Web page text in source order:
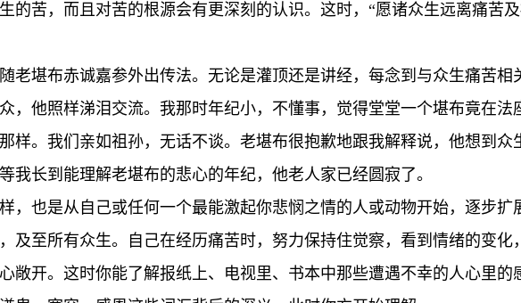
的苦，而且对苦的根源会有更深刻的认识。这时，“愿诸众生远离痛苦
老堪布赤诚嘉参外出传法。无论是灌顶还是讲经，每念到与众生痛苦
，他照样涕泪交流。我那时年纪小，不懂事，觉得堂堂一个堪布竟在
样。我们亲如祖孙，无话不谈。老堪布很抱歉地跟我解释说，他想到众
我长到能理解老堪布的悲心的年纪，他老人家已经圆寂了。
，也是从自己或任何一个最能激起你悲悯之情的人或动物开始，逐步扩
及至所有众生。自己在经历痛苦时，努力保持住觉察，看到情绪的变化
敞开。这时你能了解报纸上、电视里、书本中那些遭遇不幸的人心里的